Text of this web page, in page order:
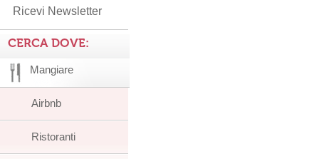
Ricevi Newsletter
CERCA DOVE:
Mangiare
Airbnb
Ristoranti